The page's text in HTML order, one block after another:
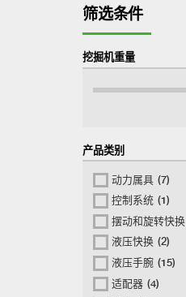
筛选条件
挖掘机重量
产品类别
动力属具 (7)
控制系统 (1)
摆动和旋转快换
液压快换 (2)
液压手腕 (15)
适配器 (4)